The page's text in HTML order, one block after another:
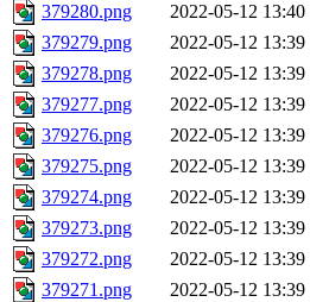
379280.png
2022-05-12 13:40
379279.png
2022-05-12 13:39
379278.png
2022-05-12 13:39
379277.png
2022-05-12 13:39
379276.png
2022-05-12 13:39
379275.png
2022-05-12 13:39
379274.png
2022-05-12 13:39
379273.png
2022-05-12 13:39
379272.png
2022-05-12 13:39
379271.png
2022-05-12 13:39